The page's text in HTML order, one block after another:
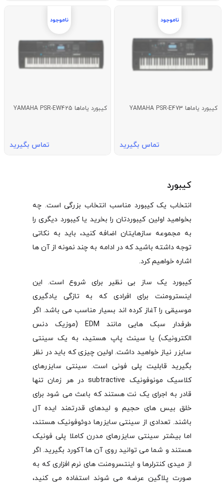
کیبورد یاماها YAMAHA PSR-E473
تماس بگیرید
کیبورد یاماها YAMAHA PSR-EW425
تماس بگیرید
کیبورد
انتخاب یک کیبورد مناسب انتخاب بزرگی است. چه
بخواهید اولین کیبوردتان را بخرید یا کیبورد دیگری را
به مجموعه سازهایتان اضافه کنید، باید به نکاتی
توجه داشته باشید که در ادامه به چند نمونه از آن ها
اشاره خواهیم کرد.
کیبورد یک ساز بی نظیر برای شروع است. این
اینسترومنت برای افرادی که به تازگی یادگیری
موسیقی را آغاز کرده اند بسیار مناسب می باشد. اگر
طرفدار سبک هایی مانند EDM (موزیک دنس
الکترونیک) یا سینث پاپ هستید، به یک سینتی
سایزر نیاز خواهید داشت. اولین چیزی که باید در نظر
بگیرید قابلیت پلی فونی است. سینتی سایزرهای
کلاسیک مونوفونیک subtractive در هر زمان تنها
قادر به اجرای یک نت هستند که باعث می شود برای
خلق بیس های حجیم و لیدهای قدرتمند ایده آل
باشند. تعدادی از سینتی سایزرها دوئوفونیک هستند،
اما بیشتر سینتی سایزرهای مدرن کاملا پلی فونیک
هستند و شما می توانید روی آن ها آکورد بگیرید. اگر
از میدی کنترلرها و اینتسرومنت های نرم افزاری که به
صورت پلاگین عرضه می شوند استفاده می کنید،